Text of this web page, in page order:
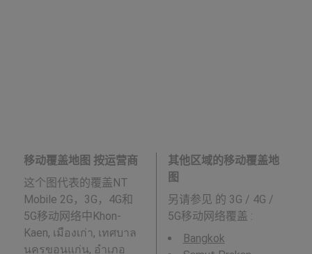
移动覆盖地图 按运营商
这个图代表的覆盖NT
Mobile 2G，3G，4G和
5G移动网络中Khon-
Kaen, เมืองเก่า, เทศบาล
นครขอนแก่น, อำเภอ
其他区域的移动覆盖地
图
另请参见 的 3G / 4G /
5G移动网络覆盖 :
Bangkok